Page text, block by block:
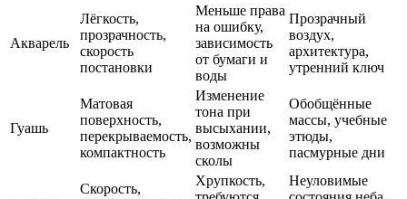
Акварель
Лёгкость,
прозрачность,
скорость
постановки
Меньше права
на ошибку,
зависимость
от бумаги и
воды
Прозрачный
воздух,
архитектура,
утренний ключ
Гуашь
Матовая
поверхность,
перекрываемость,
компактность
Изменение
тона при
высыхании,
возможны
сколы
Обобщённые
массы, учебные
этюды,
пасмурные дни
Скорость,
Хрупкость,
Неуловимые